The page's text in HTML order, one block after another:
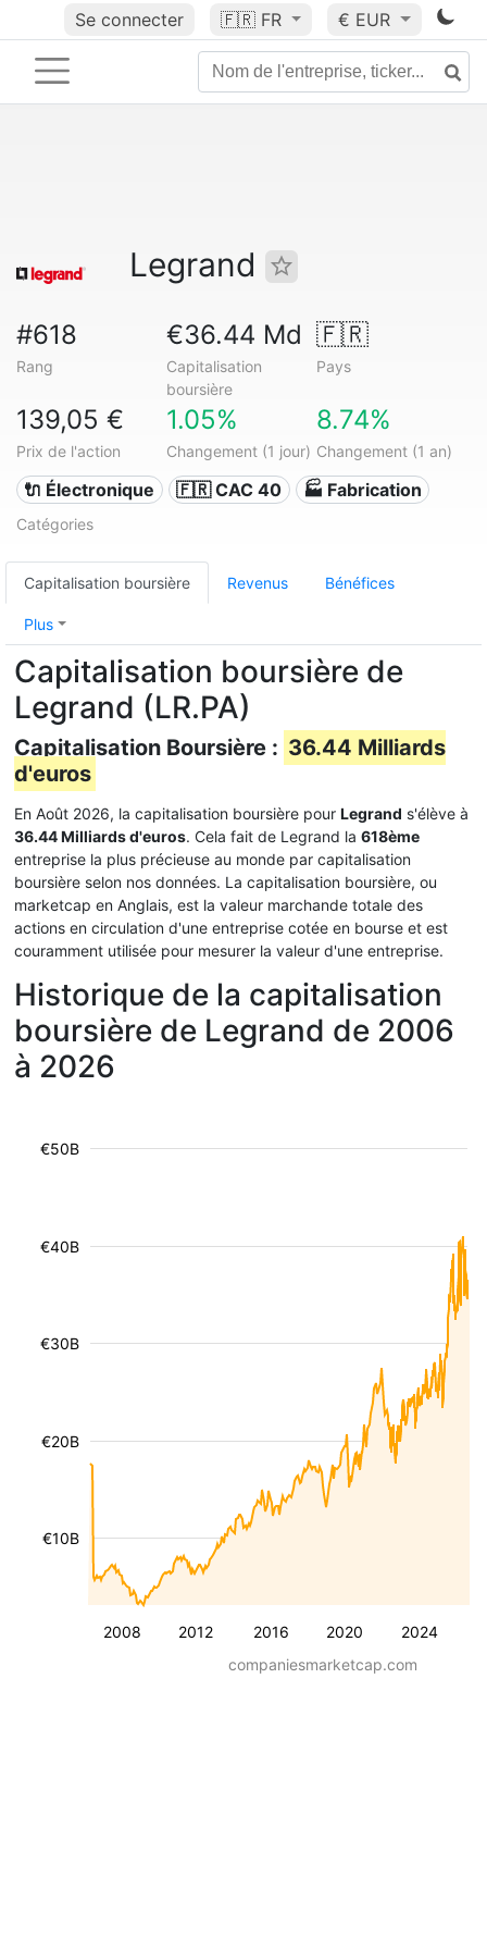
Se connecter 🇫🇷 FR € EUR
Legrand
#618
Rang
€36.44 Md
Capitalisation
boursière
🇫🇷
Pays
139,05 €
Prix de l'action
1.05%
Changement (1 jour)
8.74%
Changement (1 an)
🔌 Électronique 🇫🇷 CAC 40 🏭 Fabrication
Catégories
Capitalisation boursière Revenus Bénéfices
Plus
Capitalisation boursière de
Legrand (LR.PA)
Capitalisation Boursière : 36.44 Milliards
d'euros
En Août 2026, la capitalisation boursière pour Legrand s'élève à
36.44 Milliards d'euros. Cela fait de Legrand la 618ème
entreprise la plus précieuse au monde par capitalisation
boursière selon nos données. La capitalisation boursière, ou
marketcap en Anglais, est la valeur marchande totale des
actions en circulation d'une entreprise cotée en bourse et est
couramment utilisée pour mesurer la valeur d'une entreprise.
Historique de la capitalisation
boursière de Legrand de 2006
à 2026
2008 2012 2016 2020 2024
€10B
€20B
€30B
€40B
€50B
companiesmarketcap.com